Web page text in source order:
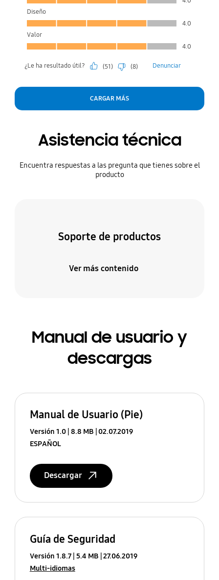
Asistencia técnica
Encuentra respuestas a las pregunta que tienes sobre el
producto
Soporte de productos
Ver más contenido
Manual de usuario y
descargas
Manual de Usuario (Pie)
Versión 1.0 8.8 MB
02.07.2019
ESPAÑOL
Descargar
Guía de Seguridad
Versión 1.8.7 5.4 MB 27.06.2019
Multi-idiomas